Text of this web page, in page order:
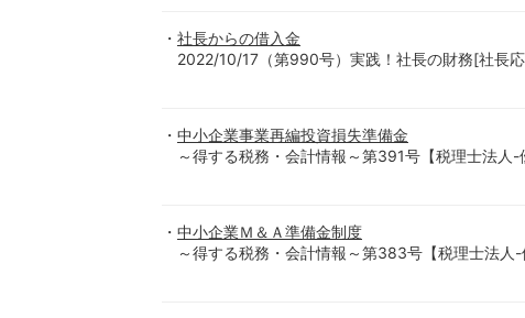
社長からの借入金
2022/10/17（第990号）実践！社長の財務[社長
中小企業事業再編投資損失準備金
～得する税務・会計情報～第391号【税理士法
中小企業Ｍ＆Ａ準備金制度
～得する税務・会計情報～第383号【税理士法